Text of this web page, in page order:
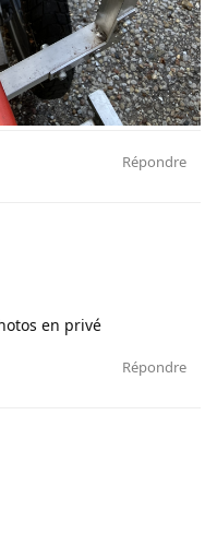
Répondre
en privé
Répondre